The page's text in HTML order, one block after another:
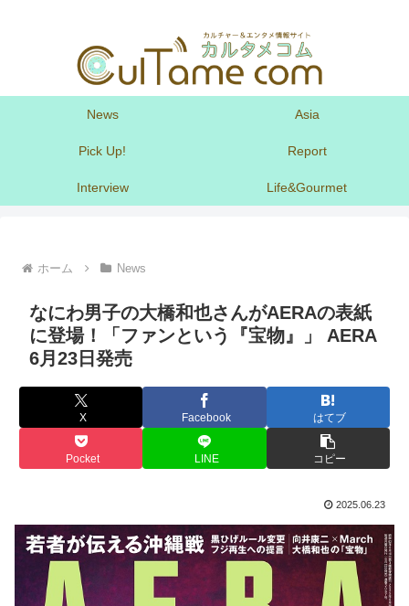
News Asia
Pick Up! Report
Interview Life&Gourmet
ホーム News
なにわ男子の大橋和也さんがAERAの表紙
に登場！「ファンという『宝物』」 AERA
6月23日発売
X Facebook はてブ
Pocket LINE コピー
2025.06.23